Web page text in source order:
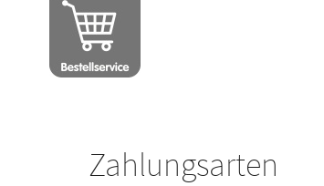
Zahlungsarten